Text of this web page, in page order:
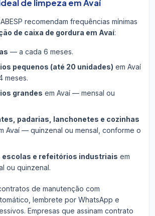
de limpeza em Avaí
recomendam frequências mínimas
de caixa de gordura em Avaí:
— a cada 6 meses.
pequenos (até 20 unidades) em Avaí
meses.
grandes em Avaí — mensal ou
padarias, lanchonetes e cozinhas
Avaí — quinzenal ou mensal, conforme o
escolas e refeitórios industriais em
ou quinzenal.
de manutenção com
lembrete por WhatsApp e
Empresas que assinam contrato